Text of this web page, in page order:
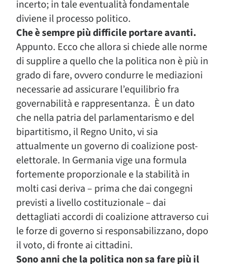
incerto; in tale eventualità fondamentale
diviene il processo politico.
Che è sempre più difficile portare avanti.
Appunto. Ecco che allora si chiede alle norme
di supplire a quello che la politica non è più in
grado di fare, ovvero condurre le mediazioni
necessarie ad assicurare l’equilibrio fra
governabilità e rappresentanza. È un dato
che nella patria del parlamentarismo e del
bipartitismo, il Regno Unito, vi sia
attualmente un governo di coalizione post-
elettorale. In Germania vige una formula
fortemente proporzionale e la stabilità in
molti casi deriva – prima che dai congegni
previsti a livello costituzionale – dai
dettagliati accordi di coalizione attraverso cui
le forze di governo si responsabilizzano, dopo
il voto, di fronte ai cittadini.
Sono anni che la politica non sa fare più il